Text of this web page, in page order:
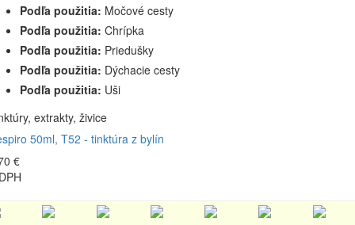
Podľa použitia: Močové cesty
Podľa použitia: Chrípka
Podľa použitia: Priedušky
Podľa použitia: Dýchacie cesty
Podľa použitia: Uši
extrakty, živice
50ml, T52 - tinktúra z bylín
€